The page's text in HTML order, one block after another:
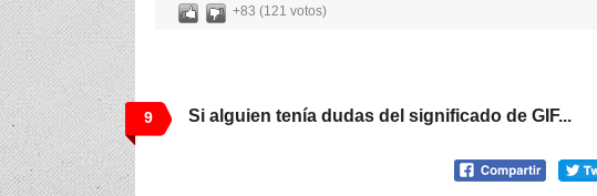
+83 (121 votos)
9 Si alguien tenía dudas del significado de GIF...